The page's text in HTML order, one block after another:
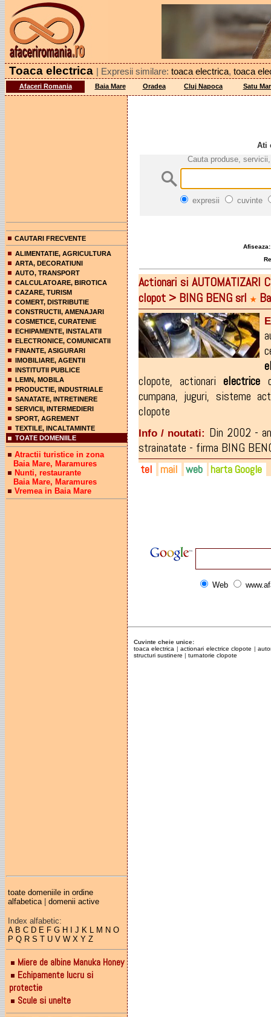
Toaca electrica | Expresii similare: toaca electrica, toaca
Afaceri Romania Baia Mare Oradea Cluj Napoca Satu
CAUTARI FRECVENTE
ALIMENTATIE, AGRICULTURA
ARTA, DECORATIUNI
AUTO, TRANSPORT
CALCULATOARE, BIROTICA
CAZARE, TURISM
COMERT, DISTRIBUTIE
CONSTRUCTII, AMENAJARI
COSMETICE, CURATENIE
ECHIPAMENTE, INSTALATII
ELECTRONICE, COMUNICATII
FINANTE, ASIGURARI
IMOBILIARE, AGENTII
INSTITUTII PUBLICE
LEMN, MOBILA
PRODUCTIE, INDUSTRIALE
SANATATE, INTRETINERE
SERVICII, INTERMEDIERI
SPORT, AGREMENT
TEXTILE, INCALTAMINTE
TOATE DOMENIILE
Atractii turistice in zona
Baia Mare, Maramures
Nunti, restaurante
Baia Mare, Maramures
Vremea in Baia Mare
toate domeniile in ordine
alfabetica| domenii active
Index alfabetic:
A B C D E F G H J K L M N O
P Q R S T U V W X Y Z
Miere de albine Manuka Honey
Echipamente lucru si
protectie
Scule si unelte
Ati
Cauta produse,
expresii cuvinte
Actionari si AUTOMATIZARI
clopot > BING BENG srl ★
clopote,actionarielectrice
cumpana, juguri, sisteme
clopote
Info / noutati: Din 2002 -
strainatate - firma BING
tel mail web harta Google
Web
Cuvinte cheie unice:
toaca electrica |actionari electrice clopote |
structuri sustinere | turnatorie clopote